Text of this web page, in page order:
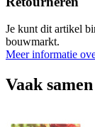
Je kunt dit artikel
bouwmarkt.
Meer informatie
Vaak